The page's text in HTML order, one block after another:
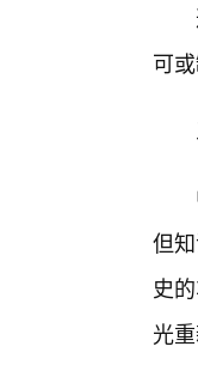
可
但
史
光